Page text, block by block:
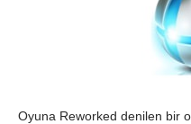
Oyuna Reworked denilen bir